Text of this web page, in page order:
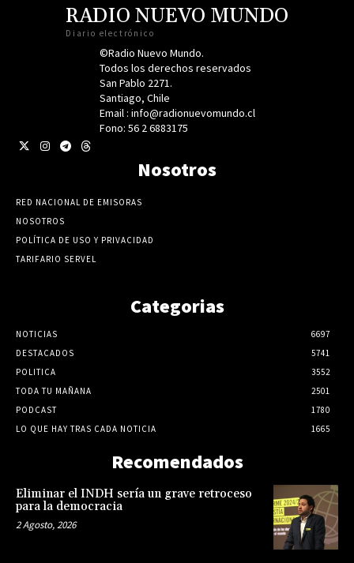
RADIO NUEVO MUNDO
Diario electrónico
©Radio Nuevo Mundo.
Todos los derechos reservados
San Pablo 2271.
Santiago, Chile
Email : info@radionuevomundo.cl
Fono: 56 2 6883175
Nosotros
RED NACIONAL DE EMISORAS
NOSOTROS
POLÍTICA DE USO Y PRIVACIDAD
TARIFARIO SERVEL
Categorias
NOTICIAS
6697
DESTACADOS
5741
POLITICA
3552
TODA TU MAÑANA
2501
PODCAST
1780
LO QUE HAY TRAS CADA NOTICIA
1665
Recomendados
Eliminar el INDH sería un grave retroceso
para la democracia
2 Agosto, 2026